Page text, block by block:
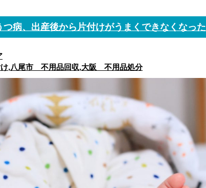
病、出産後から片付けがうまくできなくなった
,八尾市 不用品回収,大阪 不用品処分